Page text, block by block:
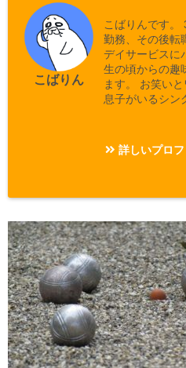
こばりん
こばりんです。
勤務、その後転
デイサービスに
生の頃からの趣
ます。 お笑い
息子がいるシン
詳しいプロ